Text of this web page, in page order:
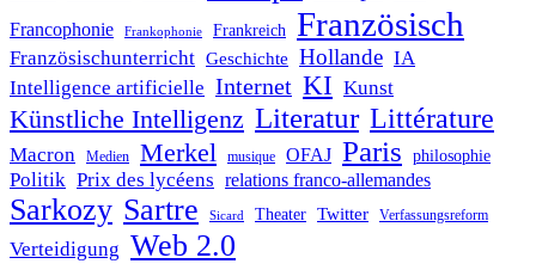
Francophonie Frankophonie Frankreich Französisch
Französischunterricht Geschichte Hollande IA
Intelligence artificielle Internet KI Kunst
Künstliche Intelligenz Literatur Littérature
Macron Medien Merkel musique OFAJ Paris philosophie
Politik Prix des lycéens relations franco-allemandes
Sarkozy Sartre Sicard Theater Twitter Verfassungsreform
Verteidigung Web 2.0